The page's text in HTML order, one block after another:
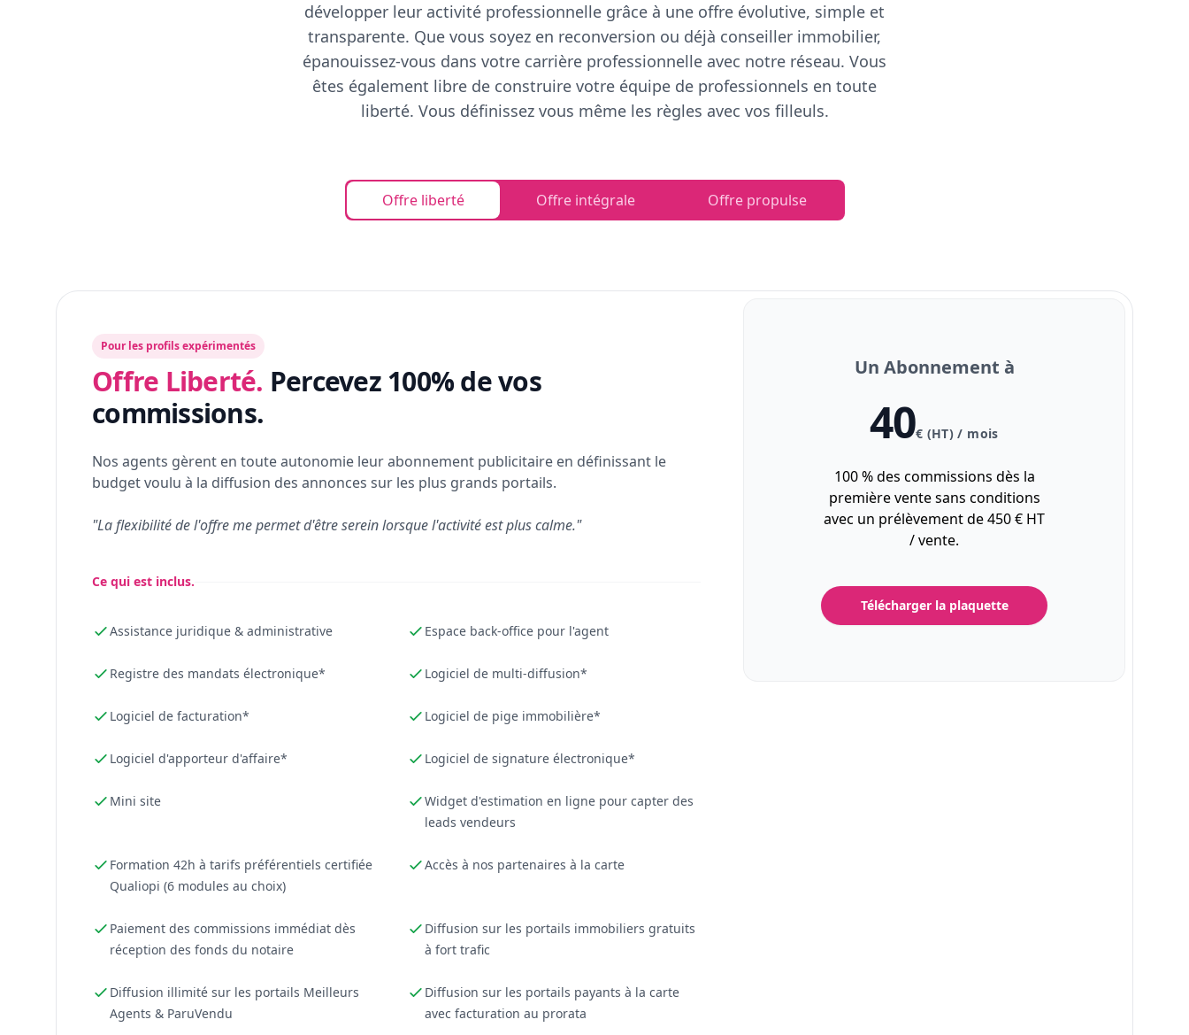
développer leur activité professionnelle grâce à une offre évolutive, simple et
transparente. Que vous soyez en reconversion ou déjà conseiller immobilier,
épanouissez-vous dans votre carrière professionnelle avec notre réseau. Vous
êtes également libre de construire votre équipe de professionnels en toute
liberté. Vous définissez vous même les règles avec vos filleuls.
Offre liberté Offre intégrale Offre propulse
Pour les profils expérimentés
Offre Liberté. Percevez 100% de vos
commissions.
Nos agents gèrent en toute autonomie leur abonnement publicitaire en définissant le
budget voulu à la diffusion des annonces sur les plus grands portails.
"La flexibilité de l'offre me permet d'être serein lorsque l'activité est plus calme."
Ce qui est inclus.
Assistance juridique & administrative Espace back-office pour l'agent
Registre des mandats électronique* Logiciel de multi-diffusion*
Logiciel de facturation* Logiciel de pige immobilière*
Logiciel d'apporteur d'affaire* Logiciel de signature électronique*
Mini site
Widget d'estimation en ligne pour capter des
leads vendeurs
Formation 42h à tarifs préférentiels certifiée
Qualiopi (6 modules au choix)
Accès à nos partenaires à la carte
Paiement des commissions immédiat dès
réception des fonds du notaire
Diffusion sur les portails immobiliers gratuits
à fort trafic
Diffusion illimité sur les portails Meilleurs
Agents & ParuVendu
Diffusion sur les portails payants à la carte
avec facturation au prorata
Un Abonnement à
40€ (HT) / mois
100 % des commissions dès la
première vente sans conditions
avec un prélèvement de 450 € HT
/ vente.
Télécharger la plaquette